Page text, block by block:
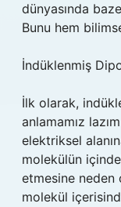
dünyasında
Bunu hem
İndüklenmiş
İlk olarak,
anlamamız
elektriksel
molekülün
etmesine neden
molekül